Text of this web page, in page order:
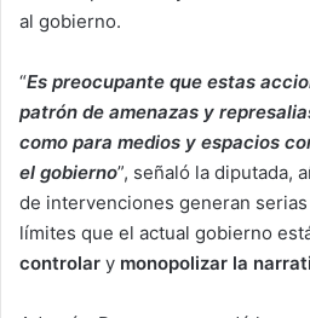
al gobierno.
“Es preocupante que estas
patrón de amenazas y
como para medios y espacios
el gobierno”, señaló la diputada,
de intervenciones generan serias
límites que el actual gobierno
controlar y monopolizar la